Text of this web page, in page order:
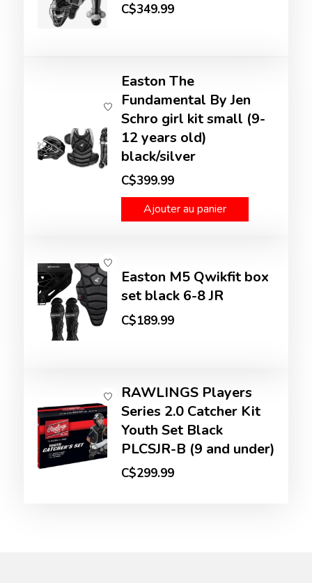
C$349.99
Easton The
Fundamental By Jen
Schro girl kit small (9-
12 years old)
black/silver
C$399.99
Ajouter au panier
Easton M5 Qwikfit box
set black 6-8 JR
C$189.99
RAWLINGS Players
Series 2.0 Catcher Kit
Youth Set Black
PLCSJR-B (9 and under)
C$299.99